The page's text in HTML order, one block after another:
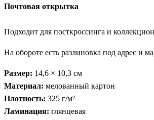
Почтовая открытка
Подходит для посткроссинга и
На обороте есть разлиновка под адрес и
Размер: 14,6 × 10,3 см
Материал: мелованный картон
Плотность: 325 г/м²
Ламинация: глянцевая